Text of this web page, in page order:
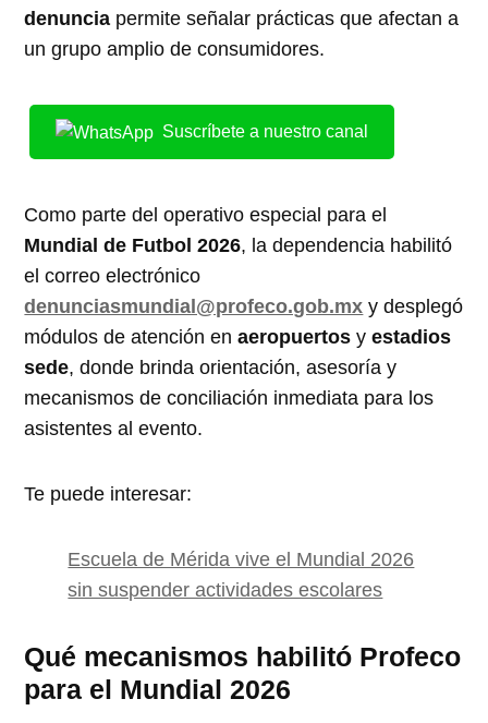
denuncia permite señalar prácticas que afectan a
un grupo amplio de consumidores.
Suscríbete a nuestro canal
Como parte del operativo especial para el
Mundial de Futbol 2026, la dependencia habilitó
el correo electrónico
denunciasmundial@profeco.gob.mx y desplegó
módulos de atención enaeropuertos yestadios
sede, donde brinda orientación, asesoría y
mecanismos de conciliación inmediata para los
asistentes al evento.
Te puede interesar:
Escuela de Mérida vive el Mundial 2026
sin suspender actividades escolares
Qué mecanismos habilitó Profeco
para el Mundial 2026